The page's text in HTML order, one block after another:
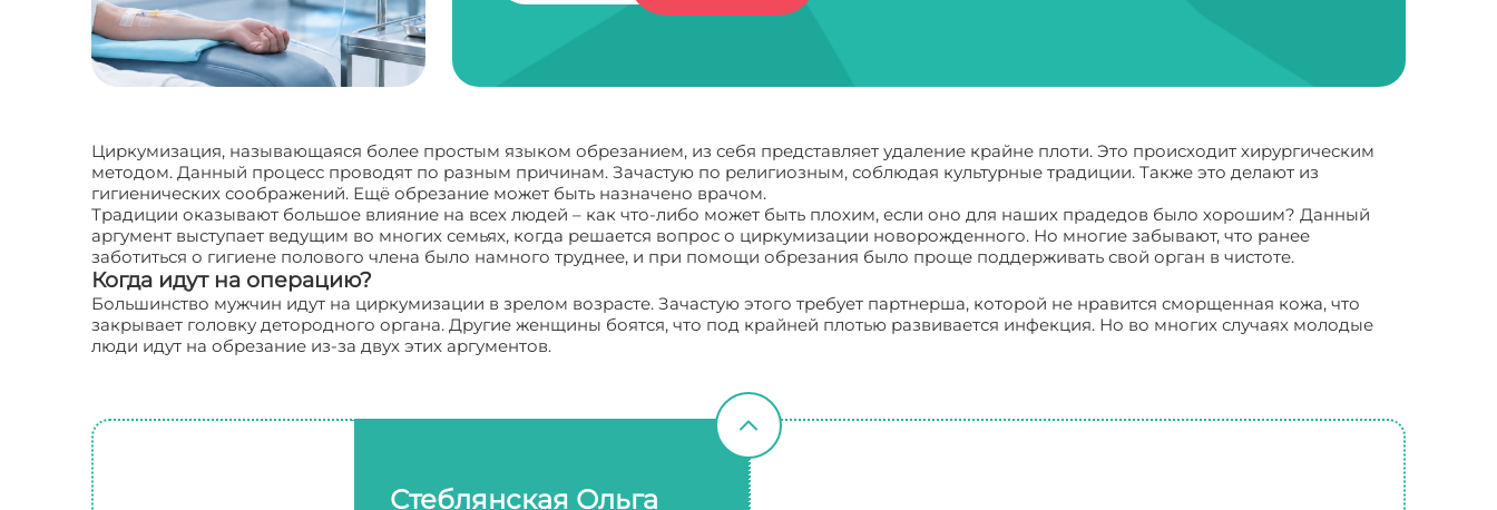
Циркумизация, называющаяся более простым языком обрезанием, из себя представляет удаление крайне плоти. Это происходит хирургическим
методом. Данный процесс проводят по разным причинам. Зачастую по религиозным, соблюдая культурные традиции. Также это делают из
гигиенических соображений. Ещё обрезание может быть назначено врачом.
Традиции оказывают большое влияние на всех людей – как что-либо может быть плохим, если оно для наших прадедов было хорошим? Данный
аргумент выступает ведущим во многих семьях, когда решается вопрос о циркумизации новорожденного. Но многие забывают, что ранее
заботиться о гигиене полового члена было намного труднее, и при помощи обрезания было проще поддерживать свой орган в чистоте.
Когда идут на операцию?
Большинство мужчин идут на циркумизации в зрелом возрасте. Зачастую этого требует партнерша, которой не нравится сморщенная кожа, что
закрывает головку детородного органа. Другие женщины боятся, что под крайней плотью развивается инфекция. Но во многих случаях молодые
люди идут на обрезание из-за двух этих аргументов.
Стеблянская Ольга